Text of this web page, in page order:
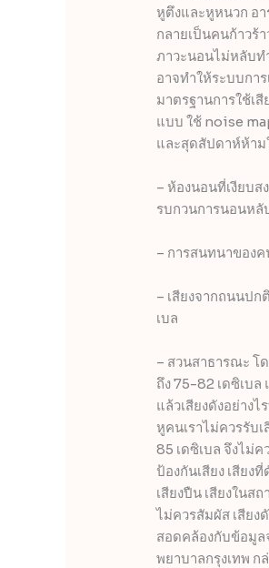
หูตึงและหูหนวก อ
กลายเป็นคนก้าวร้
ภาวะนอนไม่หลับท
อาจทำให้ระบบกา
มาตรฐานการใช้เ
แบบ ใช้ noise
และสุดสัปดาห์ห้าม
– ห้องนอนที่เงียบส
รบกวนการนอนหลั
– การสนทนาของ
– เสียงจากถนนปก
เบล
– สวนสาธารณะ โ
ถึง 75-82 เดซิเบล
แล้วเสียงดังอย่างไ
หูคนเราไม่ควรรับเ
85 เดซิเบล จึงไม่
ป้องกันเสียง เสียง
เสียงปืน เสียงในส
ไม่ควรสัมผัส เสียง
สอดคล้องกับข้อมูล
พยาบาลกรุงเทพ ก